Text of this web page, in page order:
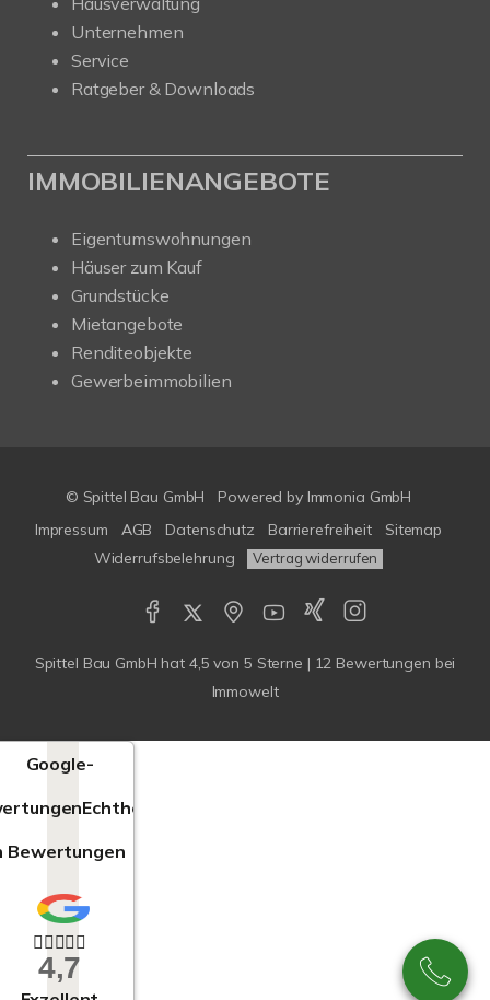
Unternehmen
Service
Ratgeber & Downloads
IMMOBILIENANGEBOTE
Eigentumswohnungen
Häuser zum Kauf
Grundstücke
Mietangebote
Renditeobjekte
Gewerbeimmobilien
© Spittel Bau GmbH Powered by Immonia GmbH
Impressum
AGB Datenschutz Barrierefreiheit
Sitemap
Widerrufsbelehrung
Vertrag widerrufen
Spittel Bau GmbH hat 4,5 von 5 Sterne | 12 Bewertungen bei
Immowelt
Google-
Echtheit
Bewertungen
4,7